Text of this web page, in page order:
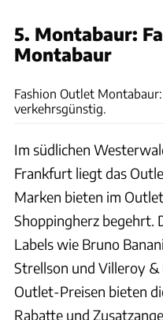
5. Montabaur:
Montabaur
Fashion Outlet
verkehrsgünstig.
Im südlichen
Frankfurt liegt das
Marken bieten im
Shoppingherz begehrt.
Labels wie Bruno
Strellson und Villeroy &
Outlet-Preisen bieten
Rabatte und